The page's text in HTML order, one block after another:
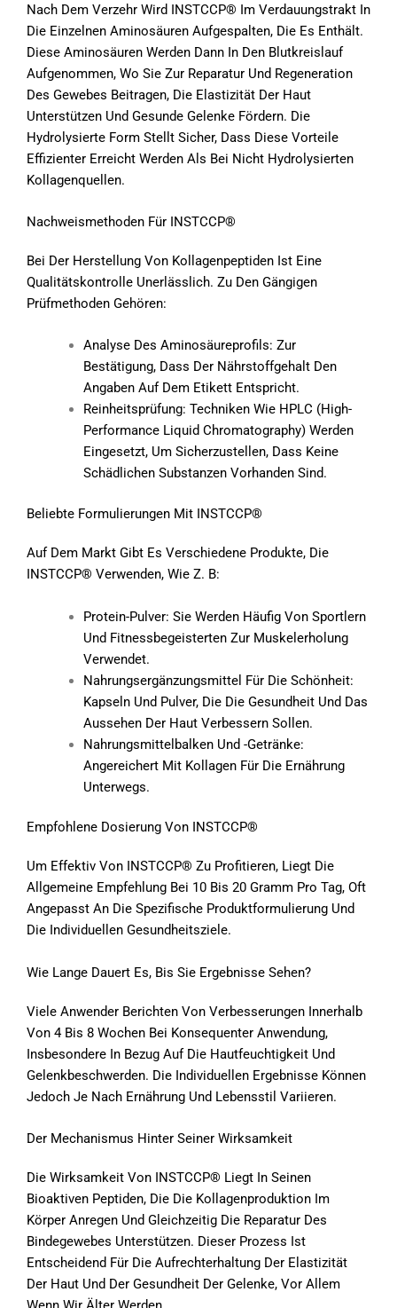
Nach Dem Verzehr Wird INSTCCP® Im Verdauungstrakt In
Die Einzelnen Aminosäuren Aufgespalten, Die Es Enthält.
Diese Aminosäuren Werden Dann In Den Blutkreislauf
Aufgenommen, Wo Sie Zur Reparatur Und Regeneration
Des Gewebes Beitragen, Die Elastizität Der Haut
Unterstützen Und Gesunde Gelenke Fördern. Die
Hydrolysierte Form Stellt Sicher, Dass Diese Vorteile
Effizienter Erreicht Werden Als Bei Nicht Hydrolysierten
Kollagenquellen.
Nachweismethoden Für INSTCCP®
Bei Der Herstellung Von Kollagenpeptiden Ist Eine
Qualitätskontrolle Unerlässlich. Zu Den Gängigen
Prüfmethoden Gehören:
Analyse Des Aminosäureprofils: Zur
Bestätigung, Dass Der Nährstoffgehalt Den
Angaben Auf Dem Etikett Entspricht.
Reinheitsprüfung: Techniken Wie HPLC (High-
Performance Liquid Chromatography) Werden
Eingesetzt, Um Sicherzustellen, Dass Keine
Schädlichen Substanzen Vorhanden Sind.
Beliebte Formulierungen Mit INSTCCP®
Auf Dem Markt Gibt Es Verschiedene Produkte, Die
INSTCCP® Verwenden, Wie Z. B:
Protein-Pulver: Sie Werden Häufig Von Sportlern
Und Fitnessbegeisterten Zur Muskelerholung
Verwendet.
Nahrungsergänzungsmittel Für Die Schönheit:
Kapseln Und Pulver, Die Die Gesundheit Und Das
Aussehen Der Haut Verbessern Sollen.
Nahrungsmittelbalken Und -getränke:
Angereichert Mit Kollagen Für Die Ernährung
Unterwegs.
Empfohlene Dosierung Von INSTCCP®
Um Effektiv Von INSTCCP® Zu Profitieren, Liegt Die
Allgemeine Empfehlung Bei 10 Bis 20 Gramm Pro Tag, Oft
Angepasst An Die Spezifische Produktformulierung Und
Die Individuellen Gesundheitsziele.
Wie Lange Dauert Es, Bis Sie Ergebnisse Sehen?
Viele Anwender Berichten Von Verbesserungen Innerhalb
Von 4 Bis 8 Wochen Bei Konsequenter Anwendung,
Insbesondere In Bezug Auf Die Hautfeuchtigkeit Und
Gelenkbeschwerden. Die Individuellen Ergebnisse Können
Jedoch Je Nach Ernährung Und Lebensstil Variieren.
Der Mechanismus Hinter Seiner Wirksamkeit
Die Wirksamkeit Von INSTCCP® Liegt In Seinen
Bioaktiven Peptiden, Die Die Kollagenproduktion Im
Körper Anregen Und Gleichzeitig Die Reparatur Des
Bindegewebes Unterstützen. Dieser Prozess Ist
Entscheidend Für Die Aufrechterhaltung Der Elastizität
Der Haut Und Der Gesundheit Der Gelenke, Vor Allem